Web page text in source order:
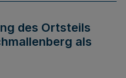
des Ortsteils
als